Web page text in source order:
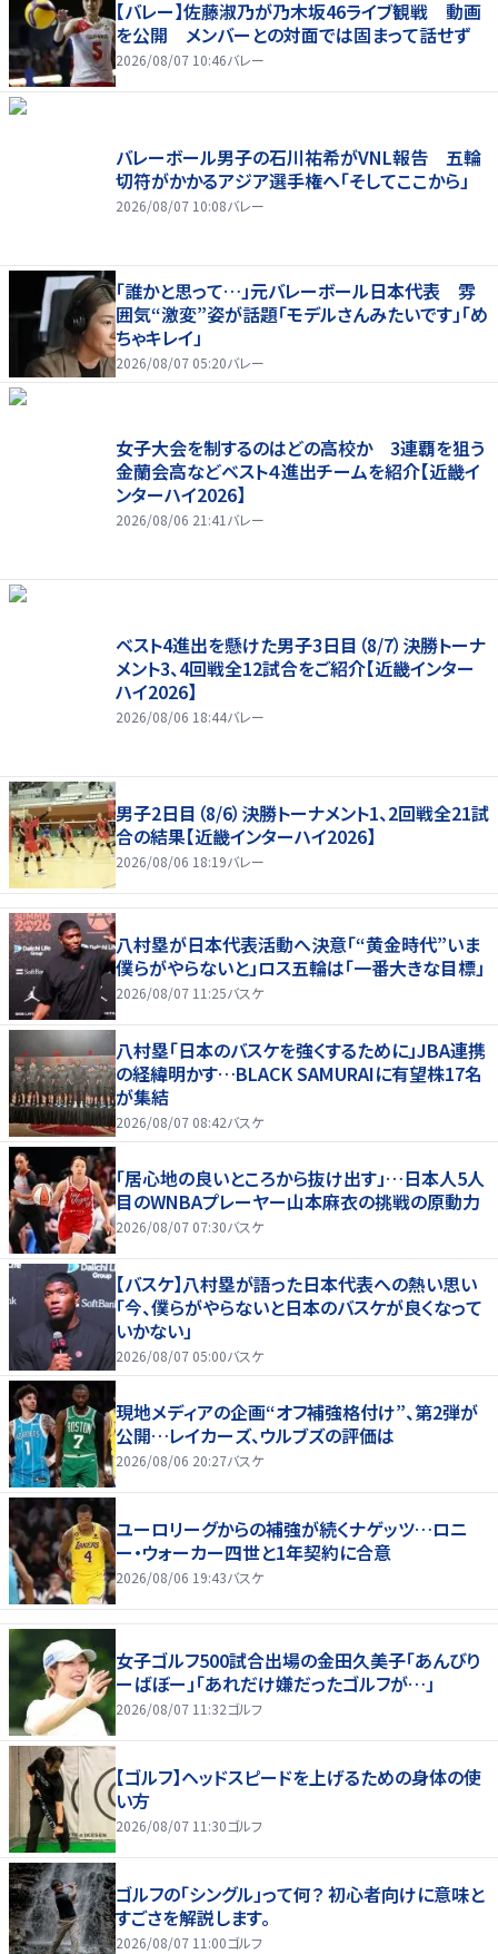
【バレー】佐藤淑乃が乃木坂46ライブ観戦 動画
を公開 メンバーとの対面では固まって話せず
2026/08/07 10:46バレー
バレーボール男子の石川祐希がVNL報告 五輪
切符がかかるアジア選手権へ「そしてここから」
2026/08/07 10:08バレー
「誰かと思って…」元バレーボール日本代表 雰
囲気“激変”姿が話題「モデルさんみたいです」「め
ちゃキレイ」
2026/08/07 05:20バレー
女子大会を制するのはどの高校か 3連覇を狙う
金蘭会高などベスト４進出チームを紹介【近畿イ
ンターハイ2026】
2026/08/06 21:41 バレー
ベスト4進出を懸けた男子3日目（8/7）決勝トーナ
メント3、4回戦全12試合をご紹介【近畿インター
ハイ2026】
2026/08/06 18:44バレー
男子2日目（8/6）決勝トーナメント1、2回戦全21試
合の結果【近畿インターハイ2026】
2026/08/06 18:19バレー
八村塁が日本代表活動へ決意「“黄金時代”いま
僕らがやらないと」ロス五輪は「一番大きな目標」
2026/08/07 11:25バスケ
八村塁「日本のバスケを強くするために」JBA連携
の経緯明かす…BLACK SAMURAIに有望株17名
が集結
2026/08/07 08:42バスケ
「居心地の良いところから抜け出す」…日本人5人
目のWNBAプレーヤー山本麻衣の挑戦の原動力
2026/08/07 07:30バスケ
【バスケ】八村塁が語った日本代表への熱い思い
「今、僕らがやらないと日本のバスケが良くなって
いかない」
2026/08/07 05:00バスケ
現地メディアの企画“オフ補強格付け”、第2弾が
公開…レイカーズ、ウルブズの評価は
2026/08/06 20:27バスケ
ユーロリーグからの補強が続くナゲッツ…ロニ
ー・ウォーカー四世と1年契約に合意
2026/08/06 19:43バスケ
女子ゴルフ500試合出場の金田久美子「あんびり
ーばぼー」「あれだけ嫌だったゴルフが…」
2026/08/07 11:32ゴルフ
【ゴルフ】ヘッドスピードを上げるための身体の使
い方
2026/08/07 11:30ゴルフ
ゴルフの「シングル」って何？ 初心者向けに意味と
すごさを解説します。
2026/08/07 11:00ゴルフ